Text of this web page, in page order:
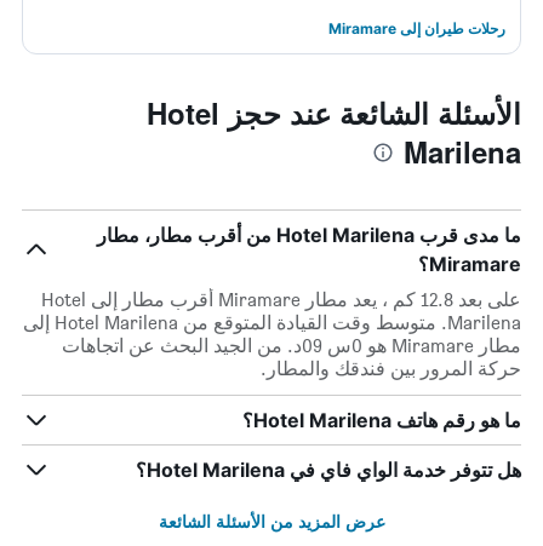
رحلات طيران إلى Miramare
الأسئلة الشائعة عند حجز Hotel
Marilena
ما مدى قرب Hotel Marilena من أقرب مطار، مطار
Miramare؟
على بعد 12.8 كم ، يعد مطار Miramare أقرب مطار إلى Hotel
Marilena. متوسط وقت القيادة المتوقع من Hotel Marilena إلى
مطار Miramare هو 0س 09د. من الجيد البحث عن اتجاهات
حركة المرور بين فندقك والمطار.
ما هو رقم هاتف Hotel Marilena؟
هل تتوفر خدمة الواي فاي في Hotel Marilena؟
عرض المزيد من الأسئلة الشائعة